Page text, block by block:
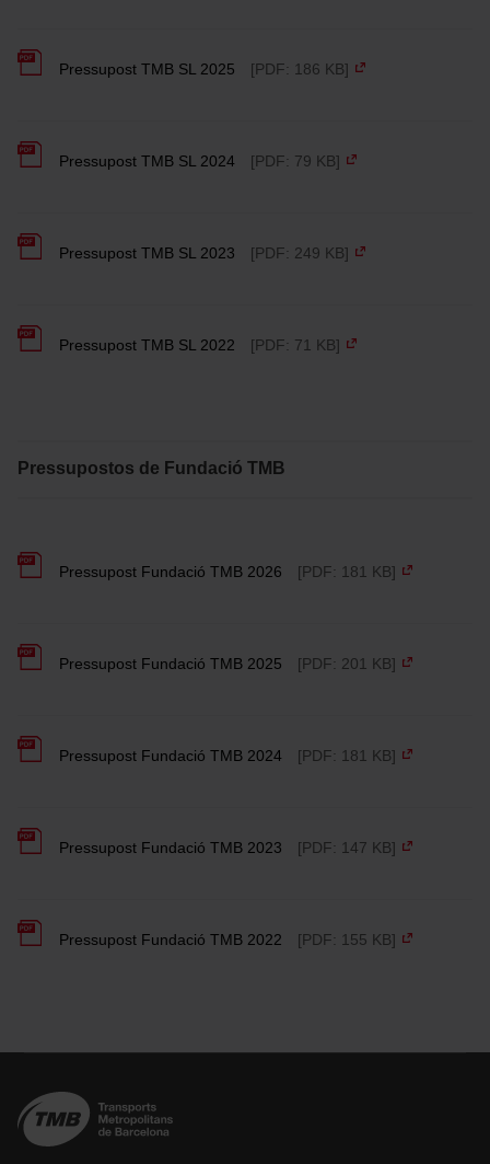
Pressupost TMB SL 2025 [PDF: 186 KB]
Pressupost TMB SL 2024 [PDF: 79 KB]
Pressupost TMB SL 2023 [PDF: 249 KB]
Pressupost TMB SL 2022 [PDF: 71 KB]
Pressupostos de Fundació TMB
Pressupost Fundació TMB 2026 [PDF: 181 KB]
Pressupost Fundació TMB 2025 [PDF: 201 KB]
Pressupost Fundació TMB 2024 [PDF: 181 KB]
Pressupost Fundació TMB 2023 [PDF: 147 KB]
Pressupost Fundació TMB 2022 [PDF: 155 KB]